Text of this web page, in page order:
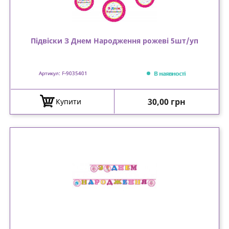
Підвіски З Днем Народження рожеві 5шт/уп
Артикул: F-9035401 В наявності
Купити Ціна
30,00 грн